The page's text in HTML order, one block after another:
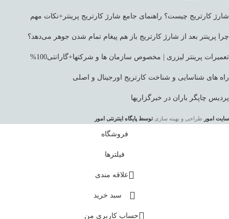
شارژ کارتریج چیست؟ راهنمای جامع شارژ کارتریج پرینتر+نکات مهم
چرا پرینتر بعد از شارژ کارتریج باز هم پیغام تمام شدن جوهر می‌دهد؟
تعمیرات پرینتر لیزری | مخصوص سازمان ها و شرکتها+گارانتی100%
راه های شناسایی و شناخت کارتریج اورجینال و اصلی
پردیس چاپگر باران در خبرگزاریها
سایت امور طراحی و بهینه سازی توسط پایگاه اینترنتی امور
فروشگاه
فیلترها
علاقه مندی
سبد خرید
حساب کاربری من